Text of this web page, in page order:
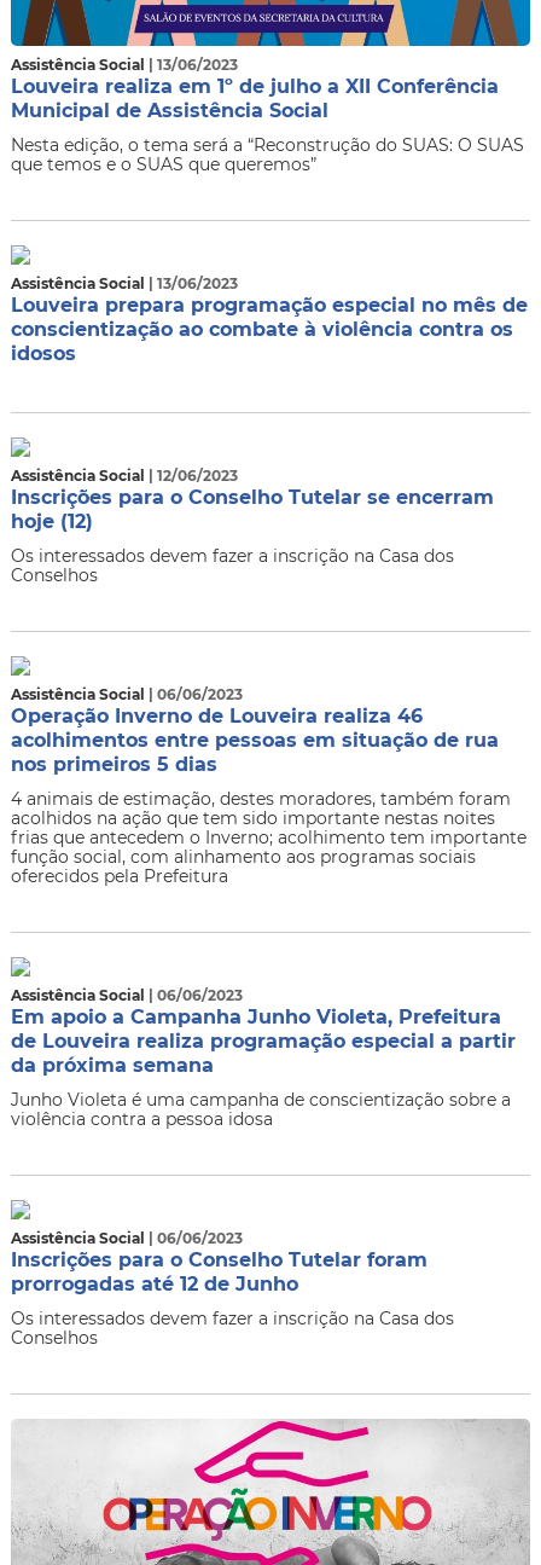
Assistência Social | 13/06/2023
Louveira realiza em 1º de julho a XII Conferência
Municipal de Assistência Social
Nesta edição, o tema será a “Reconstrução do SUAS: O SUAS
que temos e o SUAS que queremos”
Assistência Social | 13/06/2023
Louveira prepara programação especial no mês de
conscientização ao combate à violência contra os
idosos
Assistência Social | 12/06/2023
Inscrições para o Conselho Tutelar se encerram
hoje (12)
Os interessados devem fazer a inscrição na Casa dos
Conselhos
Assistência Social | 06/06/2023
Operação Inverno de Louveira realiza 46
acolhimentos entre pessoas em situação de rua
nos primeiros 5 dias
4 animais de estimação, destes moradores, também foram
acolhidos na ação que tem sido importante nestas noites
frias que antecedem o Inverno; acolhimento tem importante
função social, com alinhamento aos programas sociais
oferecidos pela Prefeitura
Assistência Social | 06/06/2023
Em apoio a Campanha Junho Violeta, Prefeitura
de Louveira realiza programação especial a partir
da próxima semana
Junho Violeta é uma campanha de conscientização sobre a
violência contra a pessoa idosa
Assistência Social | 06/06/2023
Inscrições para o Conselho Tutelar foram
prorrogadas até 12 de Junho
Os interessados devem fazer a inscrição na Casa dos
Conselhos